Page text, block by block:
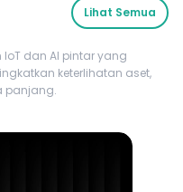
Lihat Semua
dan AI pintar yang
keterlihatan aset,
panjang.